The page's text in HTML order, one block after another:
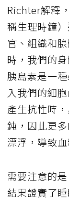
Richter解釋
稱生理時鐘
官、組織和
時，我們的
胰島素是一
入我們的細
產生抗性時
鈍，因此更
漂浮，導致血
需要注意的
結果證實了